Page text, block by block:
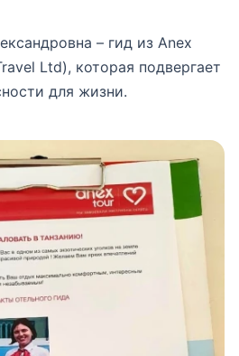
– гид из Anex
Ltd), которая подвергает
для жизни.